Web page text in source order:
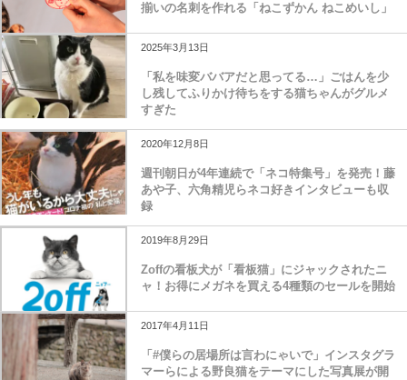
揃いの名刺を作れる「ねこずかん ねこめいし」
2025年3月13日
「私を味変ババアだと思ってる…」ごはんを少
し残してふりかけ待ちをする猫ちゃんがグルメ
すぎた
2020年12月8日
週刊朝日が4年連続で「ネコ特集号」を発売！藤
あや子、六角精児らネコ好きインタビューも収
録
2019年8月29日
Zoffの看板犬が「看板猫」にジャックされたニ
ャ！お得にメガネを買える4種類のセールを開始
2017年4月11日
「#僕らの居場所は言わにゃいで」インスタグラ
マーらによる野良猫をテーマにした写真展が開